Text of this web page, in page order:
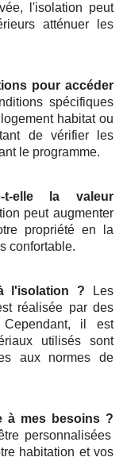
l'isolation peut
atténuer les
pour accéder
spécifiques
habitat ou
de vérifier les
le programme.
t-elle la valeur
peut augmenter
propriété en la
confortable.
l'isolation ? Les
réalisée par des
Cependant, il est
utilisés sont
aux normes de
à mes besoins ?
personnalisées
habitation et vos